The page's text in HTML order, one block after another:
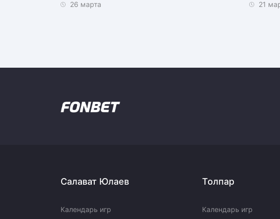
26 марта 21
Салават Юлаев
Календарь игр
Толпар
Календарь игр